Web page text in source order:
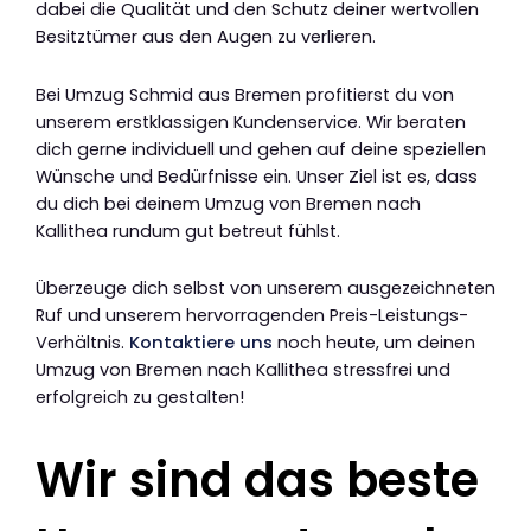
dabei die Qualität und den Schutz deiner wertvollen
Besitztümer aus den Augen zu verlieren.
Bei Umzug Schmid aus Bremen profitierst du von
unserem erstklassigen Kundenservice. Wir beraten
dich gerne individuell und gehen auf deine speziellen
Wünsche und Bedürfnisse ein. Unser Ziel ist es, dass
du dich bei deinem Umzug von Bremen nach
Kallithea rundum gut betreut fühlst.
Überzeuge dich selbst von unserem ausgezeichneten
Ruf und unserem hervorragenden Preis-Leistungs-
Verhältnis. Kontaktiere uns noch heute, um deinen
Umzug von Bremen nach Kallithea stressfrei und
erfolgreich zu gestalten!
Wir sind das beste